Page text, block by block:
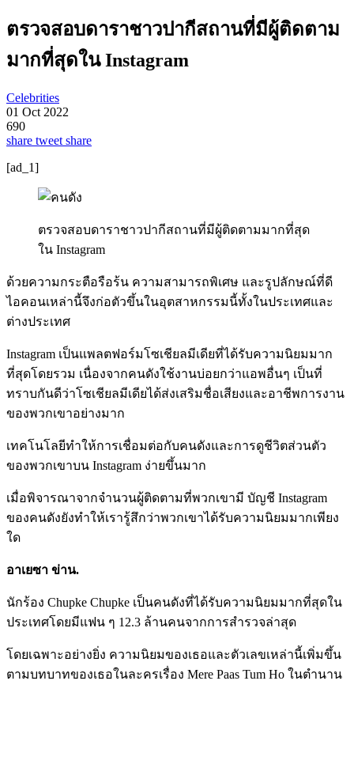
ตรวจสอบดาราชาวปากีสถานที่มีผู้ติดตาม
มากที่สุดใน Instagram
Celebrities
01 Oct 2022
690
share tweet share
[ad_1]
ตรวจสอบดาราชาวปากีสถานที่มีผู้ติดตามมากที่สุด
ใน Instagram
ด้วยความกระตือรือร้น ความสามารถพิเศษ และรูปลักษณ์ที่ดี
ไอคอนเหล่านี้จึงก่อตัวขึ้นในอุตสาหกรรมนี้ทั้งในประเทศและ
ต่างประเทศ
Instagram เป็นแพลตฟอร์มโซเชียลมีเดียที่ได้รับความนิยมมาก
ที่สุดโดยรวม เนื่องจากคนดังใช้งานบ่อยกว่าแอพอื่นๆ เป็นที่
ทราบกันดีว่าโซเชียลมีเดียได้ส่งเสริมชื่อเสียงและอาชีพการงาน
ของพวกเขาอย่างมาก
เทคโนโลยีทำให้การเชื่อมต่อกับคนดังและการดูชีวิตส่วนตัว
ของพวกเขาบน Instagram ง่ายขึ้นมาก
เมื่อพิจารณาจากจำนวนผู้ติดตามที่พวกเขามี บัญชี Instagram
ของคนดังยังทำให้เรารู้สึกว่าพวกเขาได้รับความนิยมมากเพียง
ใด
อาเยซา ข่าน.
นักร้อง Chupke Chupke เป็นคนดังที่ได้รับความนิยมมากที่สุดใน
ประเทศโดยมีแฟน ๆ 12.3 ล้านคนจากการสำรวจล่าสุด
โดยเฉพาะอย่างยิ่ง ความนิยมของเธอและตัวเลขเหล่านี้เพิ่มขึ้น
ตามบทบาทของเธอในละครเรื่อง Mere Paas Tum Ho ในตำนาน